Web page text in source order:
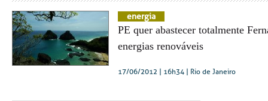
energia
PE quer abastecer totalmente
energias renováveis
17/06/2012 | 16h34 | Rio de Janeiro